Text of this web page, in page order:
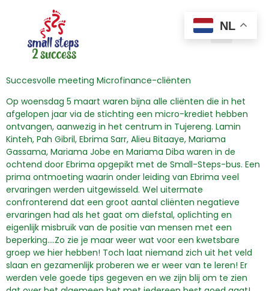
Succesvolle meeting Microfinance-cliënten
Op woensdag 5 maart waren bijna alle cliënten die in het
afgelopen jaar via de stichting een micro-krediet hebben
ontvangen, aanwezig in het centrum in Tujereng. Lamin
Kinteh, Pah Gibril, Ebrima Sarr, Alieu Bitaaye, Mariama
Gassama, Mariama Jobe en Mariama Diba waren in de
ochtend door Ebrima opgepikt met de Small-Steps-bus. Een
prima ontmoeting waarin onder leiding van Ebrima veel
ervaringen werden uitgewisseld. Wel uitermate
confronterend dat een groot aantal cliënten negatieve
ervaringen had als het gaat om diefstal, oplichting en
eigenlijk misbruik van de positie van mensen met een
beperking….Zo zie je maar weer wat voor een kwetsbare
groep we hier hebben! Toch laat niemand zich uit het veld
slaan en gezamenlijk proberen we er weer van te leren! Er
werden vele goede tips gegeven en we zijn blij om te zien
NL